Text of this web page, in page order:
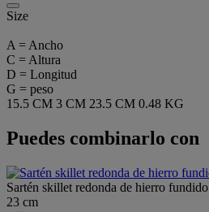
Size
A = Ancho
C = Altura
D = Longitud
G = peso
15.5 CM 3 CM 23.5 CM 0.48 KG
Puedes combinarlo con
Sartén skillet redonda de hierro fundido
23 cm